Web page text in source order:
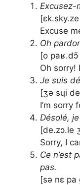
Excusez-
Excuse
Oh
[o
Oh sorry!
Je suis
[ʒə sɥi
I’m sorry
Désolé,
[de.zɔ.le
Sorry, I
Ce n’est
pas.
[sə nɛ pa